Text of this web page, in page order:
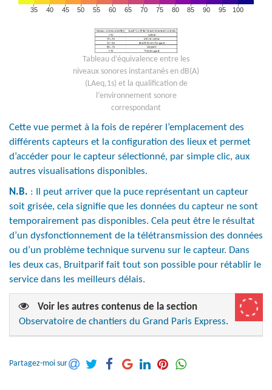
Tableau d’équivalence entre les
niveaux sonores instantanés en dB(A)
(LAeq,1s) et la qualification de
l’environnement sonore
correspondant
Cette vue permet à la fois de repérer l’emplacement des
différents capteurs et la configuration des lieux et permet
d’accéder pour le capteur sélectionné, par simple clic, aux
autres visualisations disponibles.
N.B. : Il peut arriver que la puce représentant un capteur
soit grisée, cela signifie que les données du capteur ne sont
temporairement pas disponibles. Cela peut être le résultat
d’un dysfonctionnement de la télétransmission des données
ou d’un problème technique survenu sur le capteur. Dans
les deux cas, Bruitparif fait tout son possible pour rétablir le
service dans les meilleurs délais.
Voir les autres contenus de la section
Observatoire de chantiers du Grand Paris Express.
Partagez-moi sur